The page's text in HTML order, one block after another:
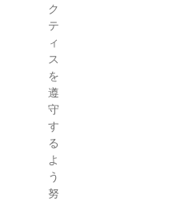
ク
テ
ィ
ス
を
遵
守
す
る
よ
う
努